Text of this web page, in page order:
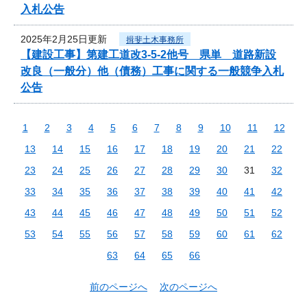
入札公告
2025年2月25日更新 揖斐土木事務所
【建設工事】第建工道改3-5-2他号 県単 道路新設
改良（一般分）他（債務）工事に関する一般競争入札
公告
1 2 3 4 5 6 7 8 9 10 11
12
13
14 15 16 17 18 19 20 21
22
23
24 25 26 27 28 29 30 31
32
33
34 35 36 37 38 39 40 41
42
43
44 45 46 47 48 49 50 51
52
53
54 55 56 57 58 59 60 61
62
63
64 65 66
前のページへ 次のページへ